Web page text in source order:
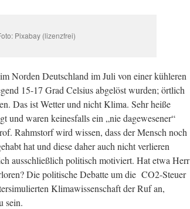
Pixabay (lizenzfrei)
Norden Deutschland im Juli von einer kühleren
15-17 Grad Celsius abgelöst wurden; örtlich
Das ist Wetter und nicht Klima. Sehr heiße
und waren keinesfalls ein „nie dagewesener“
Rahmstorf wird wissen, dass der Mensch noch
hat und diese daher auch nicht verlieren
ausschließlich politisch motiviert. Hat etwa Herr
Die politische Debatte um die CO2-Steuer
Klimawissenschaft der Ruf an,
sein.